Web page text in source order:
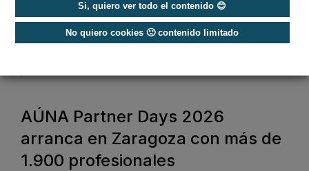
Si, quiero ver todo el contenido 😊
No quiero cookies 🙁 contenido limitado
Noticias / Actualidad
/
AÚNA Partner Days 2026
arranca en Zaragoza con más de
1.900 profesionales